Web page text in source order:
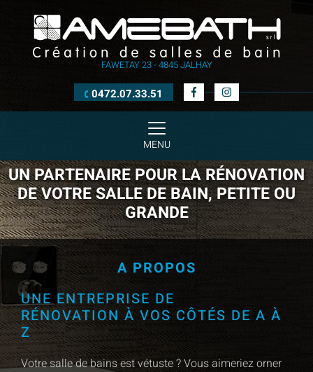
content
Amebath
la
de
votre
salle
de
bain,
petite
ou
grande
FAWETAY 23 - 4845 JALHAY
0472.07.33.51 Rejoignez-
nous
sur
Rejoignez-
nous
sur
MENU
MENU
ACCUEIL
UN PARTENAIRE POUR LA RÉNOVATION
DE VOTRE SALLE DE BAIN, PETITE OU
GRANDE
A PROPOS
UNE ENTREPRISE DE
RÉNOVATION À VOS CÔTÉS DE A À
Z
Votre salle de bains est vétuste ? Vous aimeriez orner